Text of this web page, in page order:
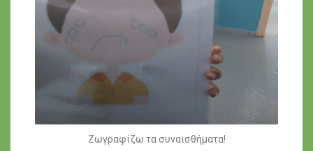
Ζωγραφίζω τα συναισθήματα!